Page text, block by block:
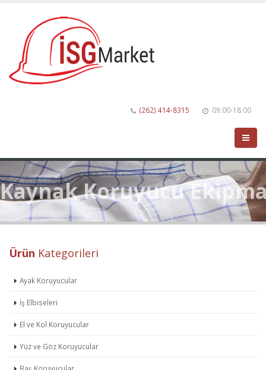
(262) 414-8315 09:00-18:00
Kaynak Koruyucu
Ürün Kategorileri
Ayak Koruyucular
İş Elbiseleri
El ve Kol Koruyucular
Yüz ve Göz Koruyucular